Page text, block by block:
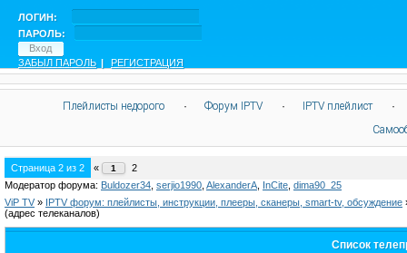
ЛОГИН:
ПАРОЛЬ:
ЗАБЫЛ ПАРОЛЬ | РЕГИСТРАЦИЯ
Плейлисты недорого · Форум IPTV · IPTV плейлист
·
Страница 2 из 2 « 1
2
Модератор форума: Buldozer34 serjio1990 AlexanderA InCite dima90_25
ViP TV » IPTV форум: плейлисты, инструкции, плееры, сканеры, smart-tv, обсуждение
(адрес телеканалов)
Список